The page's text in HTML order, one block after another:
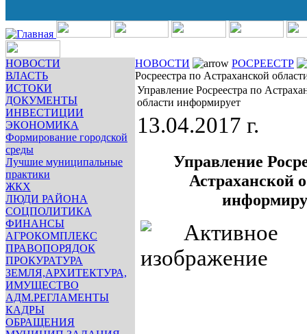
НОВОСТИ
ВЛАСТЬ
ИСТОКИ
ДОКУМЕНТЫ
ИНВЕСТИЦИИ
ЭКОНОМИКА
Формирование городской
среды
Лучшие муниципальные
практики
ЖКХ
ЛЮДИ РАЙОНА
СОЦПОЛИТИКА
ФИНАНСЫ
АГРОКОМПЛЕКС
ПРАВОПОРЯДОК
ПРОКУРАТУРА
ЗЕМЛЯ,АРХИТЕКТУРА,
ИМУЩЕСТВО
АДМ.РЕГЛАМЕНТЫ
КАДРЫ
ОБРАЩЕНИЯ
НОВОСТИ
РОСРЕЕСТР
Росреестра по Астраханской
Управление Росреестра по
области информирует
13.04.2017 г.
Управление
Астраханской